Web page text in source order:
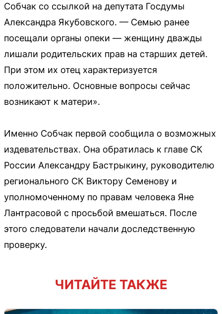
Собчак со ссылкой на депутата Госдумы
Александра Якубовского. — Семью ранее
посещали органы опеки — женщину дважды
лишали родительских прав на старших детей.
При этом их отец характеризуется
положительно. Основные вопросы сейчас
возникают к матери».
Именно Собчак первой сообщила о возможных
издевательствах. Она обратилась к главе СК
России Александру Бастрыкину, руководителю
регионального СК Виктору Семенову и
уполномоченному по правам человека Яне
Лантрасовой с просьбой вмешаться. После
этого следователи начали доследственную
проверку.
ЧИТАЙТЕ ТАКЖЕ